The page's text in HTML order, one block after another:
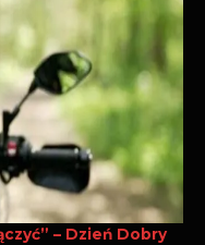
– Dzień Dobry